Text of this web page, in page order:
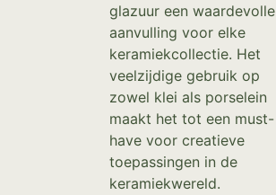
glazuur een waardevolle
aanvulling voor elke
keramiekcollectie. Het
veelzijdige gebruik op
zowel klei als porselein
maakt het tot een must-
have voor creatieve
toepassingen in de
keramiekwereld.